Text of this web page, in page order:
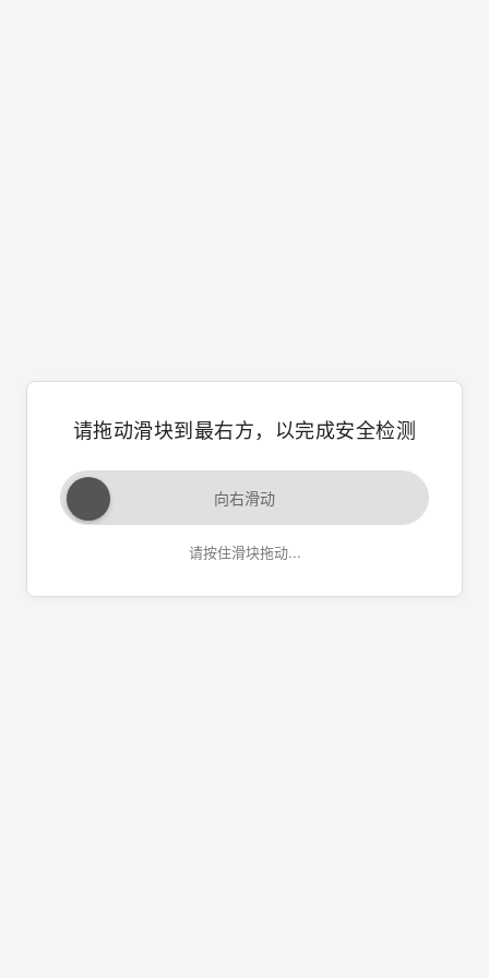
请拖动滑块到最右方，以完成安全检测
向右滑动
请按住滑块拖动...